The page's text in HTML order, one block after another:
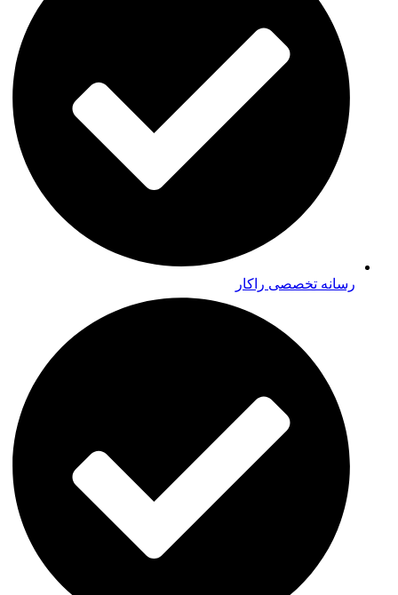
رسانه تخصصی راکار